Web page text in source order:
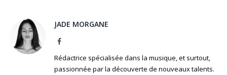
JADE MORGANE
Facebook
Rédactrice spécialisée dans la musique, et surtout,
passionnée par la découverte de nouveaux talents.